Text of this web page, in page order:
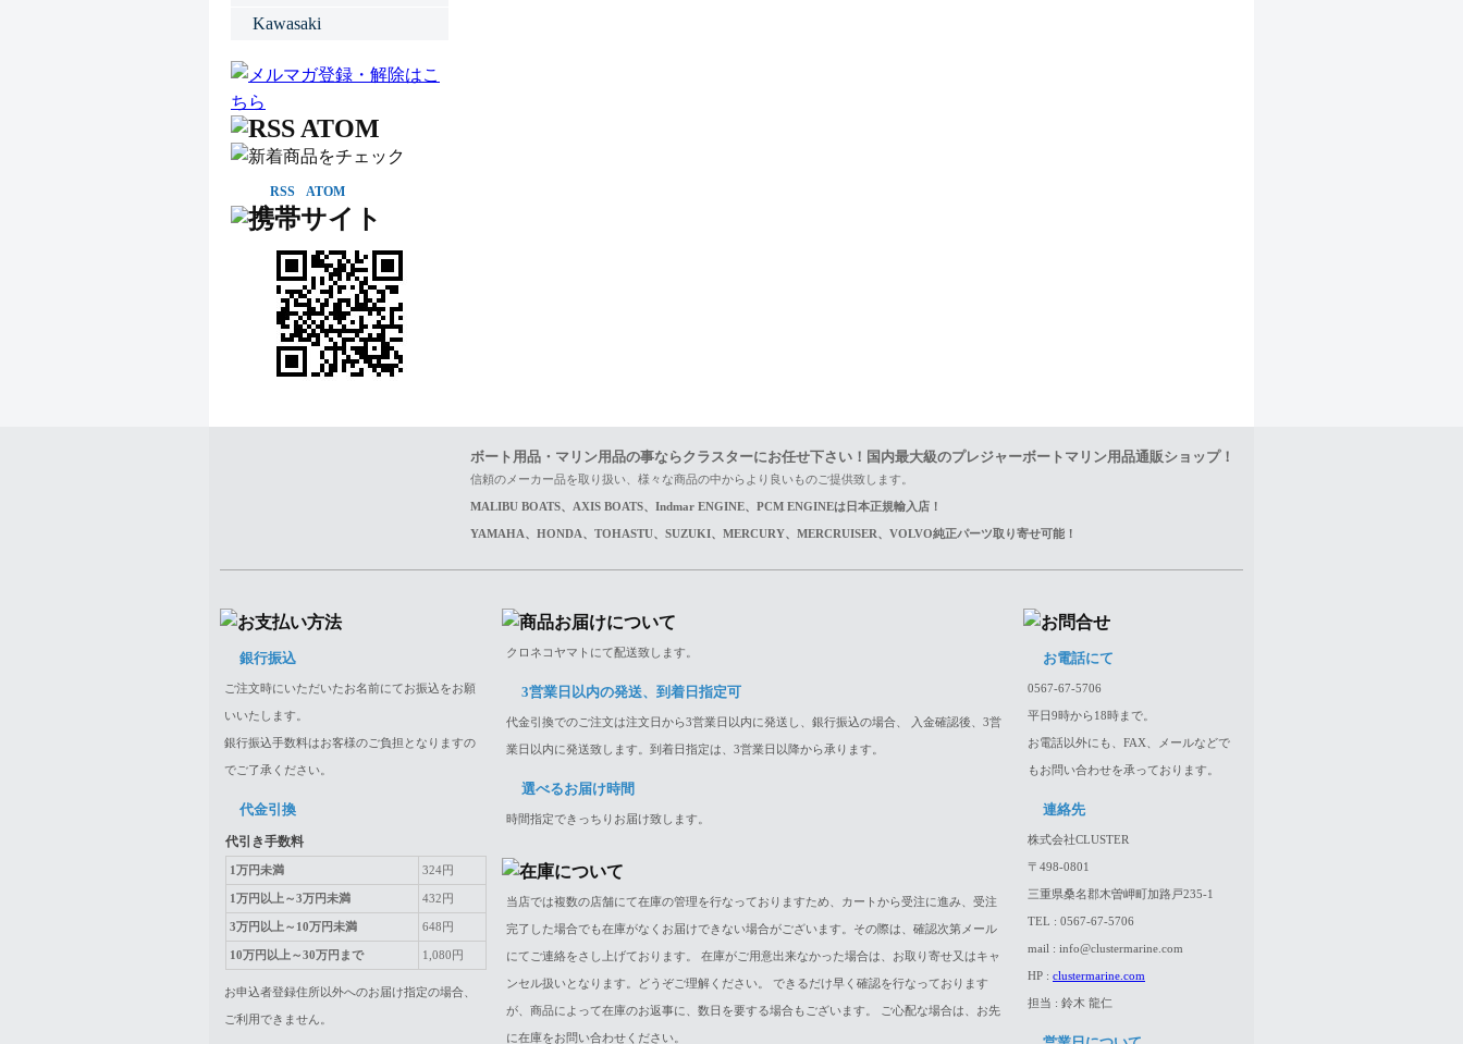
Kawasaki
RSS ATOM
ボート用品・マリン用品の事ならクラスターにお任せ下さい！国内最大級のプレジャーボートマリン用品通販ショップ！
信頼のメーカー品を取り扱い、様々な商品の中からより良いものご提供致します。
MALIBU BOATS、AXIS BOATS、Indmar ENGINE、PCM ENGINEは日本正規輸入店！
YAMAHA、HONDA、TOHASTU、SUZUKI、MERCURY、MERCRUISER、VOLVO純正パーツ取り寄せ可能！
銀行振込
ご注文時にいただいたお名前にてお振込をお願
いいたします。
銀行振込手数料はお客様のご負担となりますの
でご了承ください。
代金引換
代引き手数料
1万円未満 324円
1万円以上～3万円未満 432円
3万円以上～10万円未満 648円
10万円以上～30万円まで 1,080円
お申込者登録住所以外へのお届け指定の場合、
ご利用できません。
クロネコヤマトにて配送致します。
3営業日以内の発送、到着日指定可
代金引換でのご注文は注文日から3営業日以内に発送し、銀行振込の場合、 入金確認後、3営
業日以内に発送致します。到着日指定は、3営業日以降から承ります。
選べるお届け時間
時間指定できっちりお届け致します。
当店では複数の店舗にて在庫の管理を行なっておりますため、カートから受注に進み、受注
完了した場合でも在庫がなくお届けできない場合がございます。その際は、確認次第メール
にてご連絡をさし上げております。 在庫がご用意出来なかった場合は、お取り寄せ又はキャ
ンセル扱いとなります。どうぞご理解ください。 できるだけ早く確認を行なっております
が、商品によって在庫のお返事に、数日を要する場合もございます。 ご心配な場合は、お先
に在庫をお問い合わせください。
お電話にて
0567-67-5706
平日9時から18時まで。
お電話以外にも、FAX、メールなどで
もお問い合わせを承っております。
連絡先
株式会社CLUSTER
〒498-0801
三重県桑名郡木曽岬町加路戸235-1
TEL : 0567-67-5706
mail : info@clustermarine.com
HP : clustermarine.com
担当 : 鈴木 龍仁